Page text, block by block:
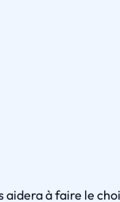
aidera à faire le